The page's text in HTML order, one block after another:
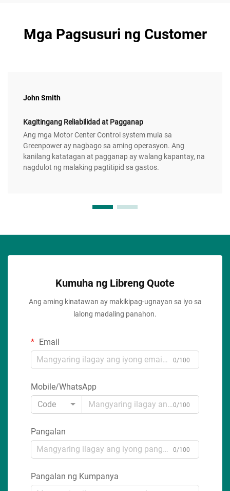
Mga Pagsusuri ng Customer
John Smith
Kagitingang Reliabilidad at Pagganap
Ang mga Motor Center Control system mula sa
Greenpower ay nagbago sa aming operasyon. Ang
kanilang katatagan at pagganap ay walang kapantay, na
nagdulot ng malaking pagtitipid sa gastos.
Kumuha ng Libreng Quote
Ang aming kinatawan ay makikipag-ugnayan sa iyo sa
lalong madaling panahon.
Email
0/100
Mobile/WhatsApp
Code
0/100
Pangalan
0/100
Pangalan ng Kumpanya